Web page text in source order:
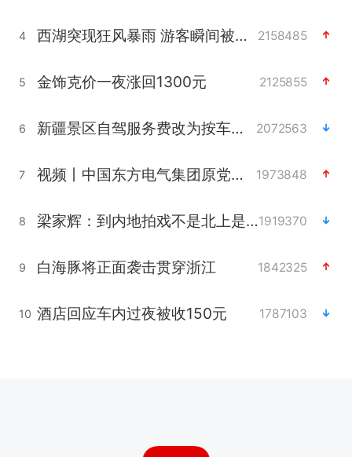
4 西湖突现狂风暴雨 游客瞬间被浇透 2158485
5 金饰克价一夜涨回1300元 2125855
6 新疆景区自驾服务费改为按车收费 2072563
7 视频丨中国东方电气集团原党组副书记、董事宋致远被查 1973848
8 梁家辉：到内地拍戏不是北上是回归1919370
9 白海豚将正面袭击贯穿浙江 1842325
10 酒店回应车内过夜被收150元 1787103